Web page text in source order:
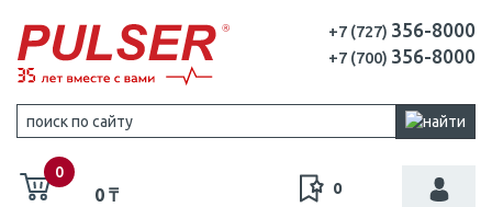
+7 (727) 356-8000
+7 (700) 356-8000
0
0 ₸ 0